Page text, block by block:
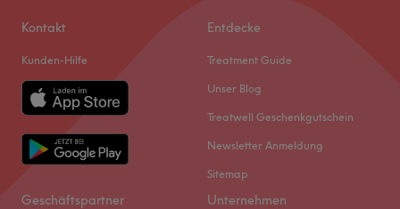
Kontakt
Kunden-Hilfe
Entdecke
Treatment Guide
Unser Blog
Treatwell Geschenkgutschein
Newsletter Anmeldung
Sitemap
Geschäftspartner Unternehmen